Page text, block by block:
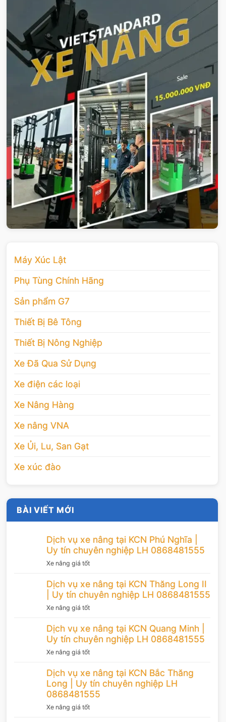
Xe-nang
Máy Xúc Lật
Phụ Tùng Chính Hãng
Sản phẩm G7
Thiết Bị Bê Tông
Thiết Bị Nông Nghiệp
Xe Đã Qua Sử Dụng
Xe điện các loại
Xe Nâng Hàng
Xe nâng VNA
Xe Ủi, Lu, San Gạt
Xe xúc đào
BÀI VIẾT MỚI
Dịch vụ xe nâng tại KCN Phú Nghĩa |
Uy tín chuyên nghiệp LH 0868481555
Xe nâng giá tốt
Dịch vụ xe nâng tại KCN Thăng Long II
| Uy tín chuyên nghiệp LH 0868481555
Xe nâng giá tốt
Dịch vụ xe nâng tại KCN Quang Minh |
Uy tín chuyên nghiệp LH 0868481555
Xe nâng giá tốt
Dịch vụ xe nâng tại KCN Bắc Thăng
Long | Uy tín chuyên nghiệp LH
0868481555
Xe nâng giá tốt